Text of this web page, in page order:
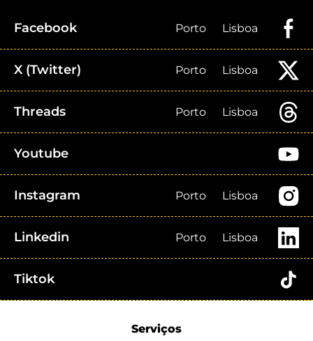
Facebook Porto Lisboa
X (Twitter) Porto Lisboa
Threads Porto Lisboa
Youtube
Instagram Porto Lisboa
Linkedin Porto Lisboa
Tiktok
Serviços